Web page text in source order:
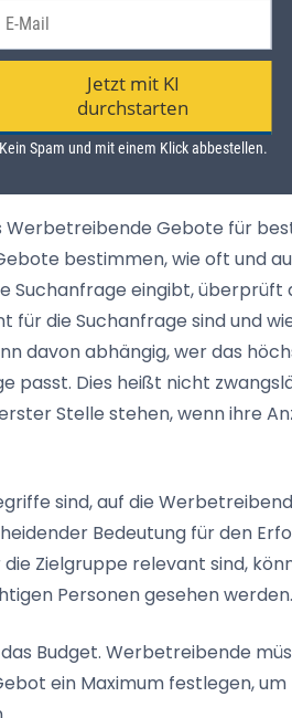
Werbetreibende Gebote für
bestimmen, wie oft und
Suchanfrage eingibt, überprüft
für die Suchanfrage sind und
davon abhängig, wer das
passt. Dies heißt nicht
Stelle stehen, wenn ihre
sind, auf die
Bedeutung für den
Zielgruppe relevant sind,
Personen gesehen werden.
Budget. Werbetreibende
ein Maximum festlegen, um